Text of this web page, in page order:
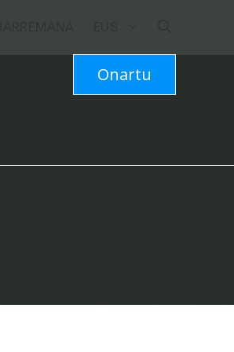
Onartu